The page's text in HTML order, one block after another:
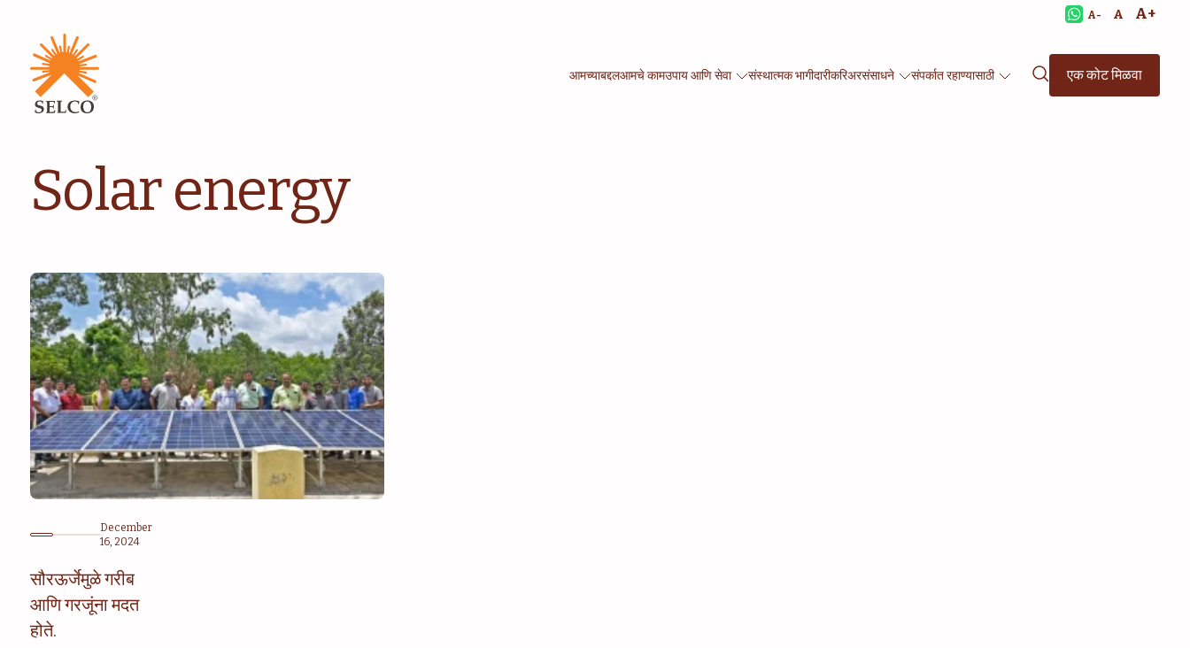
A- A A+
आमच्याबद्दलआमचे कामउपाय आणि सेवा संस्थात्मक भागीदारीकरिअरसंसाधने संपर्कात रहाण्यासाठी एक कोट मिळवा
Solar energy
December
16, 2024
सौरऊर्जेमुळे गरीब
आणि गरजूंना मदत
होते.